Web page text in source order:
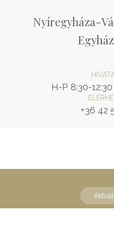
Nyíregyháza-
H-P 8:30-
+36 42